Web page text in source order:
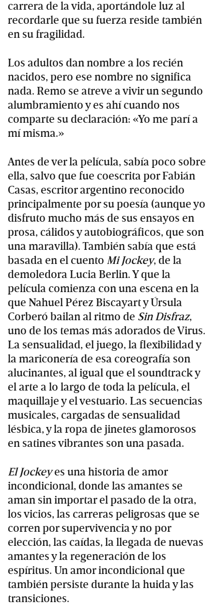
carrera de la vida, aportándole luz al
recordarle que su fuerza reside también
en su fragilidad.
Los adultos dan nombre a los recién
nacidos, pero ese nombre no significa
nada. Remo se atreve a vivir un segundo
alumbramiento y es ahí cuando nos
comparte su declaración: «Yo me parí a
mí misma.»
Antes de ver la película, sabía poco sobre
ella, salvo que fue coescrita por Fabián
Casas, escritor argentino reconocido
principalmente por su poesía (aunque yo
disfruto mucho más de sus ensayos en
prosa, cálidos y autobiográficos, que son
una maravilla). También sabía que está
basada en el cuento Mi Jockey, de la
demoledora Lucia Berlin. Y que la
película comienza con una escena en la
que Nahuel Pérez Biscayart y Úrsula
Corberó bailan al ritmo de Sin Disfraz,
uno de los temas más adorados de Virus.
La sensualidad, el juego, la flexibilidad y
la mariconería de esa coreografía son
alucinantes, al igual que el soundtrack y
el arte a lo largo de toda la película, el
maquillaje y el vestuario. Las secuencias
musicales, cargadas de sensualidad
lésbica, y la ropa de jinetes glamorosos
en satines vibrantes son una pasada.
El Jockeyes una historia de amor
incondicional, donde las amantes se
aman sin importar el pasado de la otra,
los vicios, las carreras peligrosas que se
corren por supervivencia y no por
elección, las caídas, la llegada de nuevas
amantes y la regeneración de los
espíritus. Un amor incondicional que
también persiste durante la huida y las
transiciones.